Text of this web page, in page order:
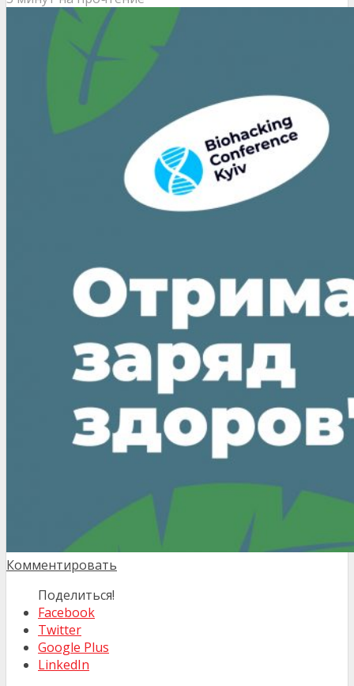
Комментировать
Поделиться!
Facebook
Twitter
Google Plus
LinkedIn